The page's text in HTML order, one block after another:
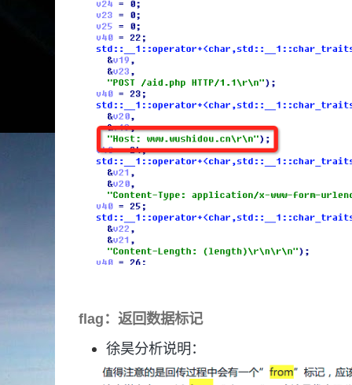
flag：返回数据标记
徐昊分析说明：